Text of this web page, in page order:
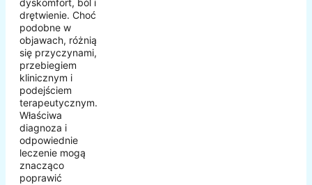
dyskomfort, ból i
drętwienie. Choć
podobne w
objawach, różnią
się przyczynami,
przebiegiem
klinicznym i
podejściem
terapeutycznym.
Właściwa
diagnoza i
odpowiednie
leczenie mogą
znacząco
poprawić